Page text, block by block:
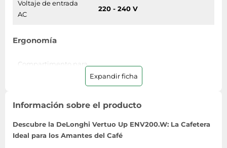
Voltaje de entrada
AC
220 - 240 V
Ergonomía
Compartimento para
No
Temporizador No
Expandir ficha
Información sobre el producto
Descubre la DeLonghi Vertuo Up ENV200.W: La Cafetera
Ideal para los Amantes del Café